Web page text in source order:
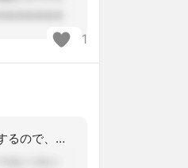
1
「目標もサービスも変わらない単なる事業所変更」に該当するので、軽微な変更で対応し